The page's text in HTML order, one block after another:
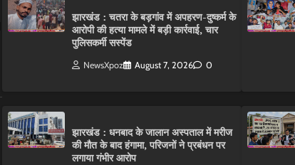
झारखंड : चतरा के बड़गांव में अपहरण-दुष्कर्म के
आरोपी की हत्या मामले में बड़ी कार्रवाई, चार
पुलिसकर्मी सस्पेंड
NewsXpoz August 7, 2026 0
झारखंड : धनबाद के जालान अस्पताल में मरीज
की मौत के बाद हंगामा, परिजनों ने प्रबंधन पर
लगाया गंभीर आरोप